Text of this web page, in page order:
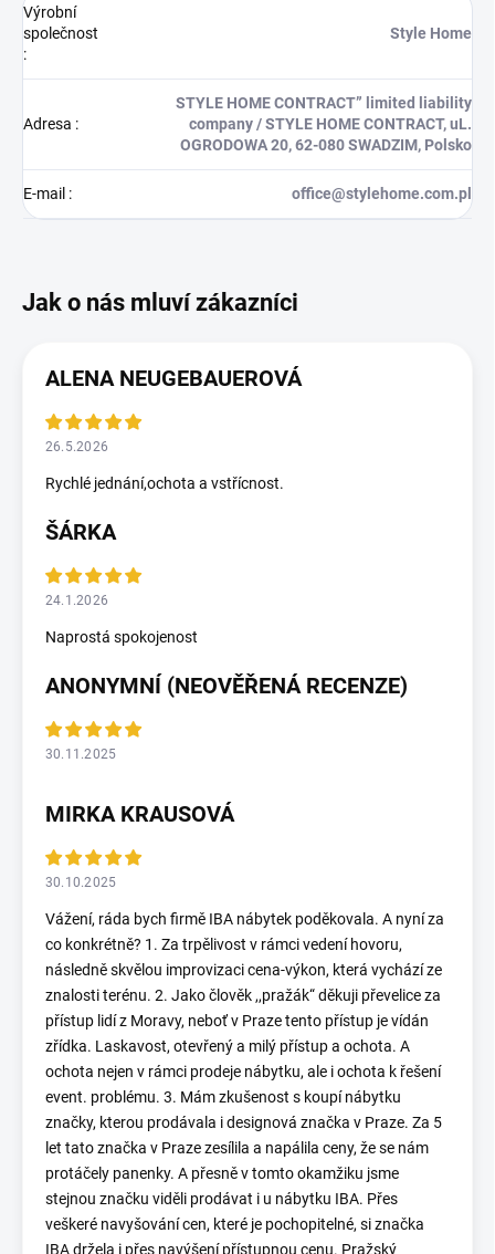
Výrobní
společnost
:
Style Home
Adresa :
STYLE HOME CONTRACT” limited liability
company / STYLE HOME CONTRACT, uL.
OGRODOWA 20, 62-080 SWADZIM, Polsko
E-mail : office@stylehome.com.pl
ALENA NEUGEBAUEROVÁ
26.5.2026
Rychlé jednání,ochota a vstřícnost.
ŠÁRKA
24.1.2026
Naprostá spokojenost
ANONYMNÍ (NEOVĚŘENÁ RECENZE)
30.11.2025
MIRKA KRAUSOVÁ
30.10.2025
Vážení, ráda bych firmě IBA nábytek poděkovala. A nyní za
co konkrétně? 1. Za trpělivost v rámci vedení hovoru,
následně skvělou improvizaci cena-výkon, která vychází ze
znalosti terénu. 2. Jako člověk ,,pražák“ děkuji převelice za
přístup lidí z Moravy, neboť v Praze tento přístup je vídán
zřídka. Laskavost, otevřený a milý přístup a ochota. A
ochota nejen v rámci prodeje nábytku, ale i ochota k řešení
event. problému. 3. Mám zkušenost s koupí nábytku
značky, kterou prodávala i designová značka v Praze. Za 5
let tato značka v Praze zesílila a napálila ceny, že se nám
protáčely panenky. A přesně v tomto okamžiku jsme
stejnou značku viděli prodávat i u nábytku IBA. Přes
veškeré navyšování cen, které je pochopitelné, si značka
IBA držela i přes navýšení přístupnou cenu. Pražský